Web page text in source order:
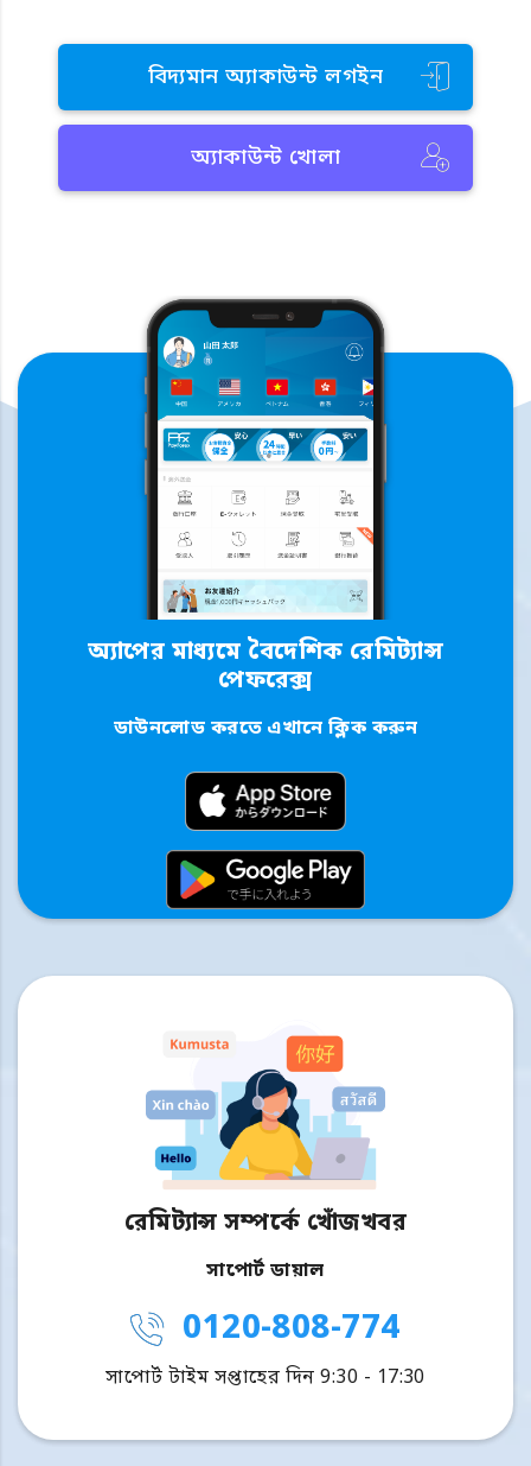
বিদ্যমান অ্যাকাউন্ট লগইন
অ্যাকাউন্ট খোলা
অ্যাপের মাধ্যমে বৈদেশিক রেমিট্যান্স
পেফরেক্স
ডাউনলোড করতে এখানে ক্লিক করুন
রেমিট্যান্স সম্পর্কে খোঁজখবর
সাপোর্ট ডায়াল
0120-808-774
সাপোর্ট টাইম সপ্তাহের দিন 9:30 - 17:30